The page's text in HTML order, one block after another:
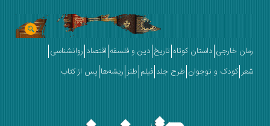
رمان خارجی داستان کوتاه تاریخ دین و فلسفه اقتصاد روانشناسی
شعر کودک و نوجوان طرح جلد فیلم طنز ریشه‌ها پس از کتاب